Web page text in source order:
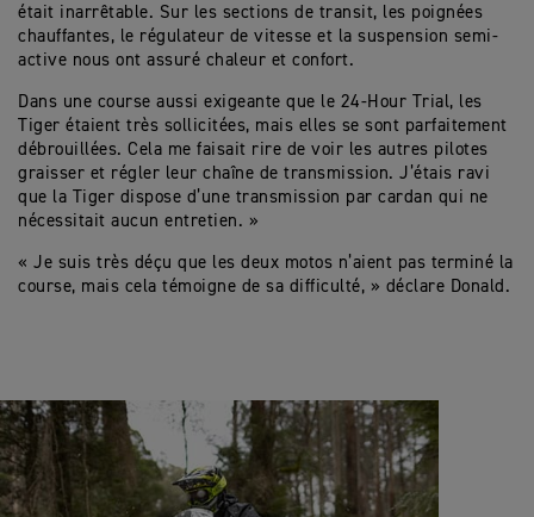
était inarrêtable. Sur les sections de transit, les poignées
chauffantes, le régulateur de vitesse et la suspension semi-
active nous ont assuré chaleur et confort.
Dans une course aussi exigeante que le 24-Hour Trial, les
Tiger étaient très sollicitées, mais elles se sont parfaitement
débrouillées. Cela me faisait rire de voir les autres pilotes
graisser et régler leur chaîne de transmission. J’étais ravi
que la Tiger dispose d’une transmission par cardan qui ne
nécessitait aucun entretien. »
« Je suis très déçu que les deux motos n’aient pas terminé la
course, mais cela témoigne de sa difficulté, » déclare Donald.